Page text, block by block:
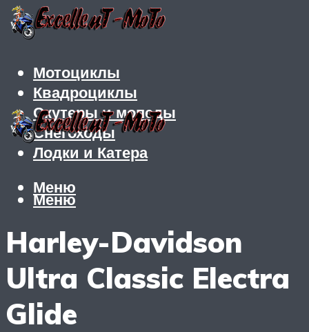
Мотоциклы
Квадроциклы
Скутеры и мопеды
Снегоходы
Лодки и Катера
Меню
Меню
Harley-Davidson
Ultra Classic Electra
Glide